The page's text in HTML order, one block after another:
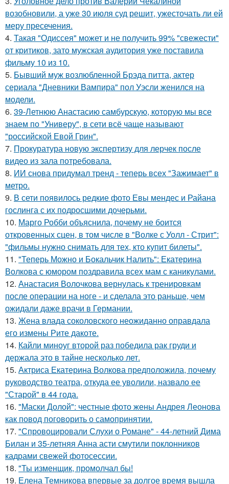
возобновили, а уже 30 июля суд решит, ужесточать ли ей
меру пресечения.
4. Такая "Одиссея" может и не получить 99% "свежести"
от критиков, зато мужская аудитория уже поставила
фильму 10 из 10.
5. Бывший муж возлюбленной Брэда питта, актер
сериала "Дневники Вампира" пол Уэсли женился на
модели.
6. 39-Летнюю Анастасию самбурскую, которую мы все
знаем по "Универу", в сети всё чаще называют
"российской Евой Грин".
7. Прокуратура новую экспертизу для лерчек после
видео из зала потребовала.
8. ИИ снова придумал тренд - теперь всех "Зажимает" в
метро.
9. В сети появилось редкие фото Евы мендес и Райана
гослинга с их подросшими дочерьми.
10. Марго Робби объяснила, почему не боится
откровенных сцен, в том числе в "Волке с Уолл - Стрит":
"фильмы нужно снимать для тех, кто купит билеты".
11. "Теперь Можно и Бокальчик Налить": Екатерина
Волкова с юмором поздравила всех мам с каникулами.
12. Анастасия Волочкова вернулась к тренировкам
после операции на ноге - и сделала это раньше, чем
ожидали даже врачи в Германии.
13. Жена влада соколовского неожиданно оправдала
его измены Рите дакоте.
14. Кайли миноуг второй раз победила рак груди и
держала это в тайне несколько лет.
15. Актриса Екатерина Волкова предположила, почему
руководство театра, откуда ее уволили, назвало ее
"Старой" в 44 года.
16. "Маски Долой": честные фото жены Андрея Леонова
как повод поговорить о самопринятии.
17. "Спровоцировали Слухи о Романе" - 44-летний Дима
Билан и 35-летняя Анна асти смутили поклонников
кадрами свежей фотосессии.
18. "Ты изменщик, промолчал бы!
19. Елена Темникова впервые за долгое время вышла